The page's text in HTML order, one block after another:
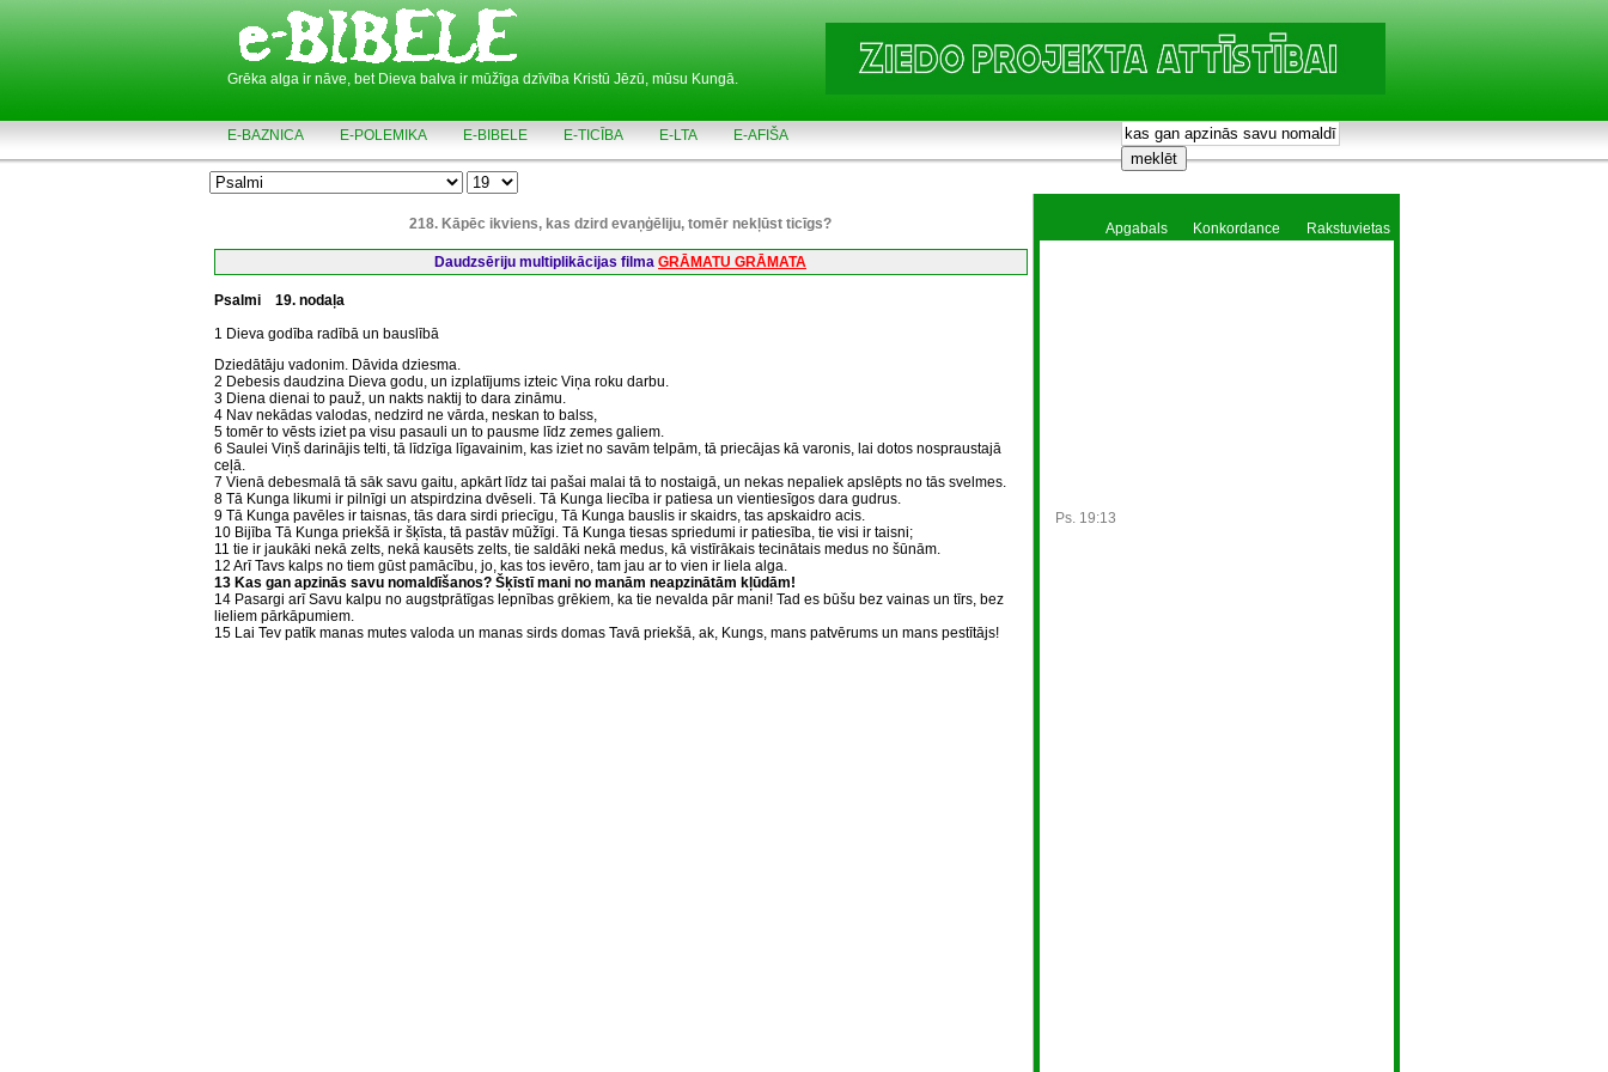
Grēka alga ir nāve, bet Dieva balva ir mūžīga dzīvība Kristū Jēzū, mūsu Kungā.
E-BAZNICA E-POLEMIKA E-BIBELE E-TICĪBA E-LTA E-AFIŠA
218. Kāpēc ikviens, kas dzird evaņģēliju, tomēr nekļūst ticīgs?
Daudzsēriju multiplikācijas filma GRĀMATU GRĀMATA
Psalmi
19. nodaļa
1 Dieva godība radībā un bauslībā
Dziedātāju vadonim. Dāvida dziesma.
2 Debesis daudzina Dieva godu, un izplatījums izteic Viņa roku darbu.
3 Diena dienai to pauž, un nakts naktij to dara zināmu.
4 Nav nekādas valodas, nedzird ne vārda, neskan to balss,
5 tomēr to vēsts iziet pa visu pasauli un to pausme līdz zemes galiem.
6 Saulei Viņš darinājis telti, tā līdzīga līgavainim, kas iziet no savām telpām, tā priecājas kā varonis, lai dotos nospraustajā
ceļā.
7 Vienā debesmalā tā sāk savu gaitu, apkārt līdz tai pašai malai tā to nostaigā, un nekas nepaliek apslēpts no tās svelmes.
8 Tā Kunga likumi ir pilnīgi un atspirdzina dvēseli. Tā Kunga liecība ir patiesa un vientiesīgos dara gudrus.
9 Tā Kunga pavēles ir taisnas, tās dara sirdi priecīgu, Tā Kunga bauslis ir skaidrs, tas apskaidro acis.
10 Bijība Tā Kunga priekšā ir šķīsta, tā pastāv mūžīgi. Tā Kunga tiesas spriedumi ir patiesība, tie visi ir taisni;
11 tie ir jaukāki nekā zelts, nekā kausēts zelts, tie saldāki nekā medus, kā vistīrākais tecinātais medus no šūnām.
12 Arī Tavs kalps no tiem gūst pamācību, jo, kas tos ievēro, tam jau ar to vien ir liela alga.
13 Kas gan apzinās savu nomaldīšanos? Šķīstī mani no manām neapzinātām kļūdām!
14 Pasargi arī Savu kalpu no augstprātīgas lepnības grēkiem, ka tie nevalda pār mani! Tad es būšu bez vainas un tīrs, bez
lieliem pārkāpumiem.
15 Lai Tev patīk manas mutes valoda un manas sirds domas Tavā priekšā, ak, Kungs, mans patvērums un mans pestītājs!
Apgabals Konkordance Rakstuvietas
Ps. 19:13